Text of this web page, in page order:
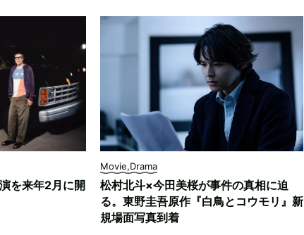
を来年2月に開
Movie,Drama
松村北斗×今田美桜が事件の真相に迫
る。東野圭吾原作『白鳥とコウモリ』新
規場面写真到着